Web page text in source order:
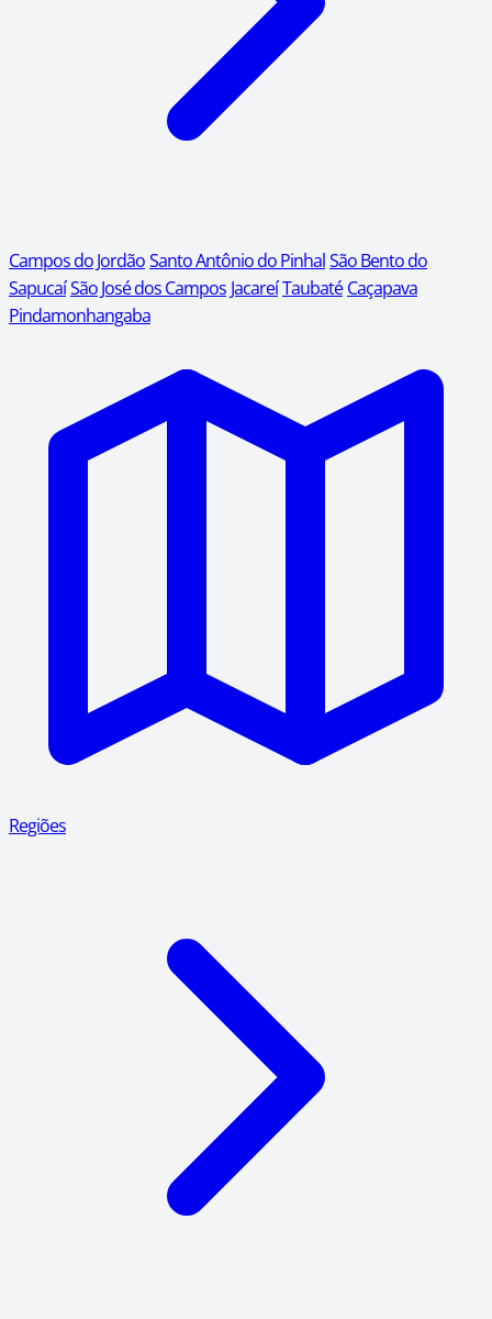
Campos do JordãoSanto Antônio do PinhalSão Bento do
SapucaíSão José dos Campos JacareíTaubaté Caçapava
Pindamonhangaba
Regiões